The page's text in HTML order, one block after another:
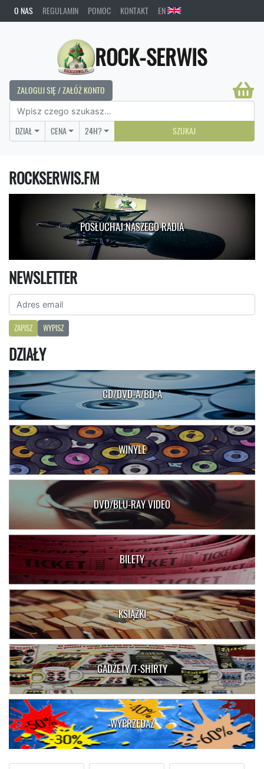
O NAS REGULAMIN POMOC KONTAKT EN
ROCK-SERWIS
ZALOGUJ SIĘ / ZAŁÓŻ KONTO
DZIAŁ CENA 24H? SZUKAJ
ROCKSERWIS.FM
POSŁUCHAJ NASZEGO RADIA
NEWSLETTER
ZAPISZ WYPISZ
DZIAŁY
CD/DVD-A/BD-A
WINYLE
DVD/BLU-RAY VIDEO
BILETY
KSIĄŻKI
GADŻETY/T-SHIRTY
WYPRZEDAŻ